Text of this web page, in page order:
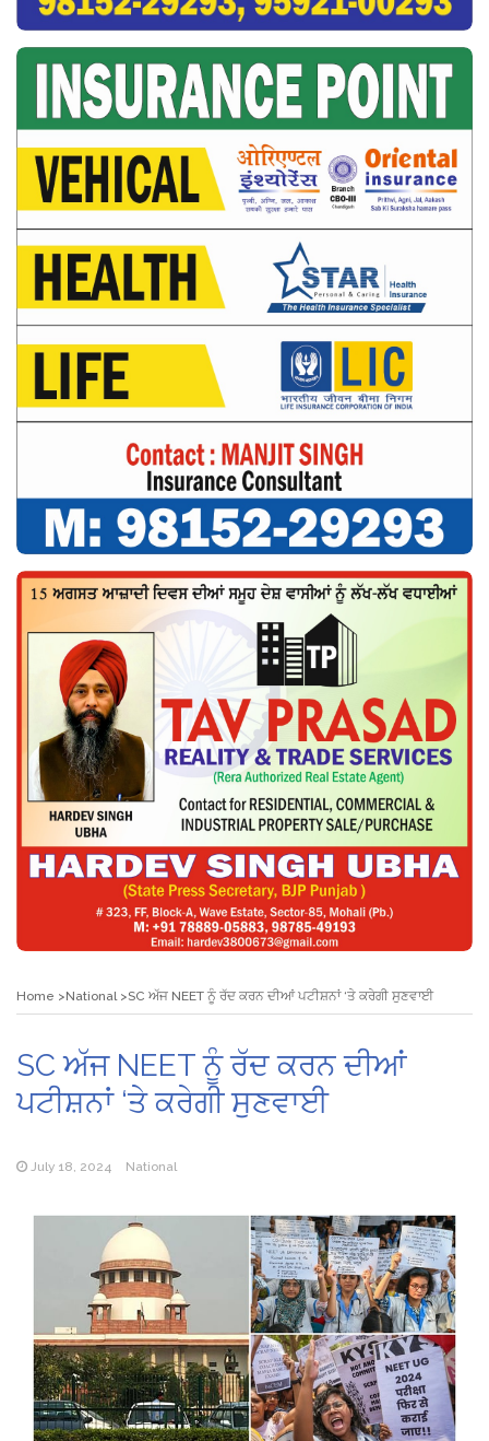
Home National SC ਅੱਜ NEET ਨੂੰ ਰੱਦ ਕਰਨ ਦੀਆਂ ਪਟੀਸ਼ਨਾਂ ‘ਤੇ ਕਰੇਗੀ ਸੁਣਵਾਈ
SC ਅੱਜ NEET ਨੂੰ ਰੱਦ ਕਰਨ ਦੀਆਂ
ਪਟੀਸ਼ਨਾਂ ‘ਤੇ ਕਰੇਗੀ ਸੁਣਵਾਈ
July 18, 2024 National